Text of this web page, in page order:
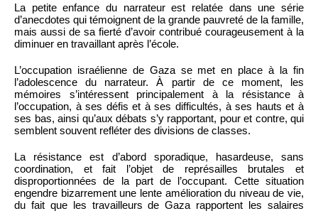
La petite enfance du narrateur est relatée dans une série
d’anecdotes qui témoignent de la grande pauvreté de la famille,
mais aussi de sa fierté d’avoir contribué courageusement à la
diminuer en travaillant après l’école.
L’occupation israélienne de Gaza se met en place à la fin
l’adolescence du narrateur. À partir de ce moment, les
mémoires s’intéressent principalement à la résistance à
l’occupation, à ses défis et à ses difficultés, à ses hauts et à
ses bas, ainsi qu’aux débats s’y rapportant, pour et contre, qui
semblent souvent refléter des divisions de classes.
La résistance est d’abord sporadique, hasardeuse, sans
coordination, et fait l’objet de représailles brutales et
disproportionnées de la part de l’occupant. Cette situation
engendre bizarrement une lente amélioration du niveau de vie,
du fait que les travailleurs de Gaza rapportent les salaires